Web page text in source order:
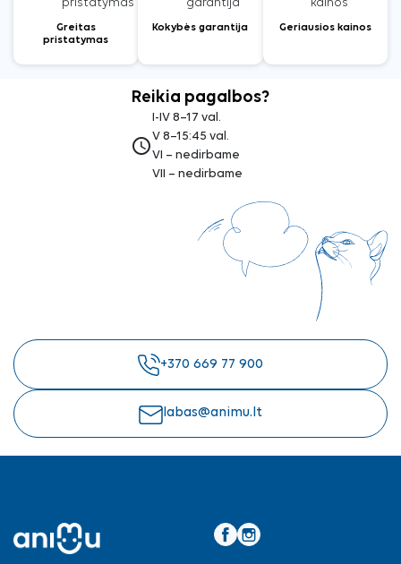
Greitas
pristatymas
Kokybės garantija Geriausios kainos
Reikia pagalbos?
access_time
I-IV 8–17 val.
V 8–15:45 val.
VI – nedirbame
VII – nedirbame
+370 669 77 900
labas@animu.lt